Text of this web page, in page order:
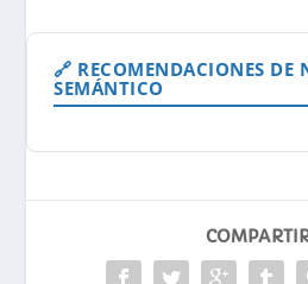
🔗 RECOMENDACIONES DE
SEMÁNTICO